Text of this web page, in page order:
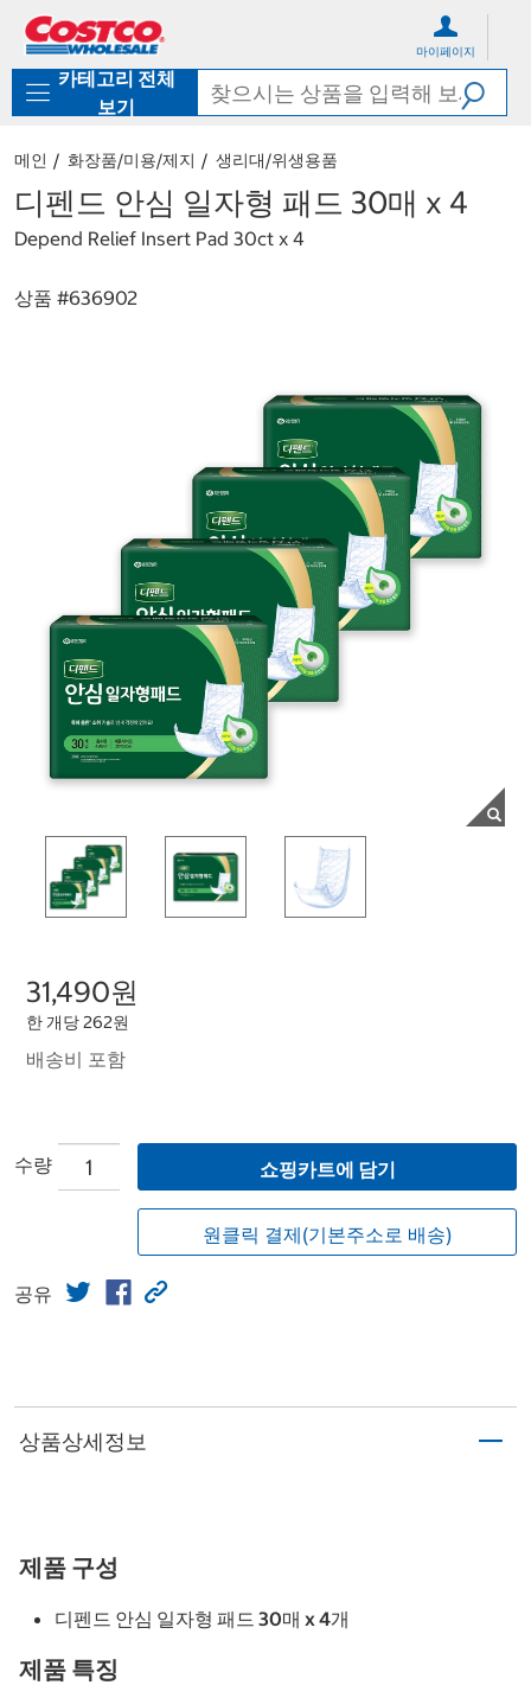
로
기
가
마이페이지
카테고리 전체
보기
메인 화장품/미용/제지 생리대/위생용품
디펜드 안심 일자형 패드 30매 x 4
Depend Relief Insert Pad 30ct x 4
상품 #636902
31,490원
한 개당 262원
배송비 포함
수량 쇼핑카트에 담기
원클릭 결제(기본주소로 배송)
공유
상품상세정보
제품 구성
디펜드 안심 일자형 패드 30매 x 4개
제품 특징